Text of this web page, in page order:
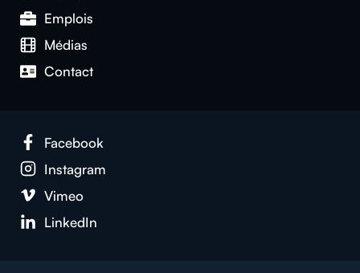
Emplois
Médias
Contact
Facebook
Instagram
Vimeo
LinkedIn